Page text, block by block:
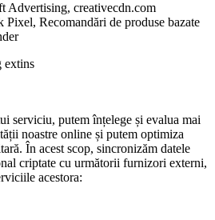
Advertising, creativecdn.com
Recomandări de produse bazate
extins
serviciu, putem înțelege și evalua mai
noastre online și putem optimiza
În acest scop, sincronizăm datele
criptate cu următorii furnizori externi,
acestora: